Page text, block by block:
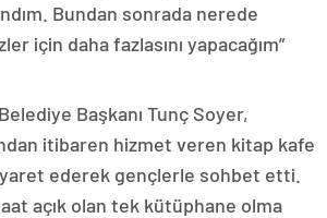
Bundan sonrada nerede
için daha fazlasını yapacağım”
Başkanı Tunç Soyer,
itibaren hizmet veren kitap kafe
ederek gençlerle sohbet etti.
açık olan tek kütüphane olma